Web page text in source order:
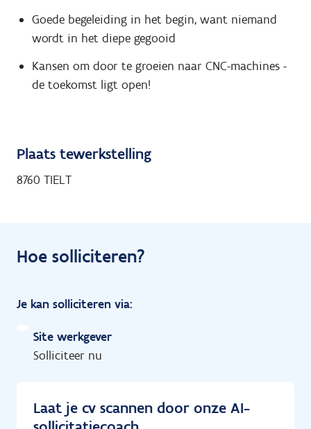
Goede begeleiding in het begin, want niemand
wordt in het diepe gegooid
Kansen om door te groeien naar CNC-machines -
de toekomst ligt open!
Plaats tewerkstelling
8760 TIELT
Hoe solliciteren?
Je kan solliciteren via:
Site werkgever
Solliciteer nu
Laat je cv scannen door onze AI-